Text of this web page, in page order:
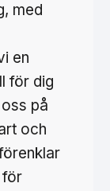
med
en
för dig
på
och
för